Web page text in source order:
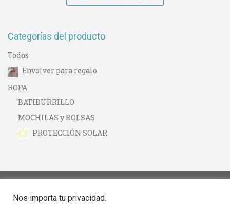
Categorías del producto
Todos
Envolver para regalo
ROPA
BATIBURRILLO
MOCHILAS y BOLSAS
PROTECCIÓN SOLAR
Nos importa tu privacidad.